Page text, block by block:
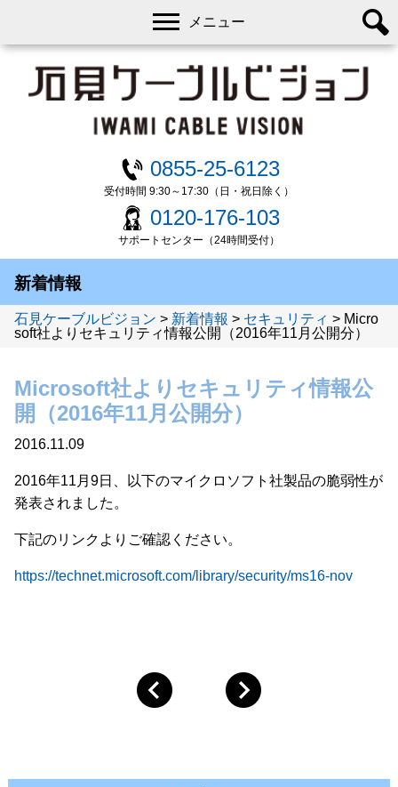
0855-25-6123
受付時間 9:30～17:30（日・祝日除く）
0120-176-103
サポートセンター（24時間受付）
メニュー
新着情報
石見ケーブルビジョン > 新着情報 > セキュリティ > Micro
soft社よりセキュリティ情報公開（2016年11月公開分）
Microsoft社よりセキュリティ情報公
開（2016年11月公開分）
2016.11.09
2016年11月9日、以下のマイクロソフト社製品の脆弱性が
発表されました。
下記のリンクよりご確認ください。
https://technet.microsoft.com/library/security/ms16-nov